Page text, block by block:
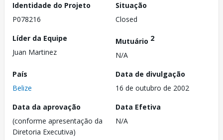
Identidade do Projeto
P078216
Situação
Closed
Líder da Equipe
Juan Martinez
Mutuário 2
N/A
País
Belize
Data de divulgação
16 de outubro de 2002
Data da aprovação
(conforme apresentação da
Diretoria Executiva)
Data Efetiva
N/A